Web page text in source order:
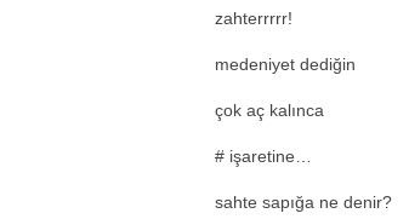
zahterrrrr!
medeniyet dediğin
çok aç kalınca
# işaretine…
sahte sapığa ne denir?